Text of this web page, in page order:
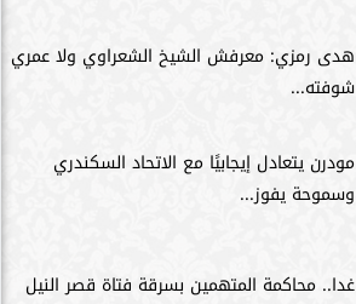
هدى رمزي: معرفش الشيخ الشعراوي ولا عمري
شوفته...
مودرن يتعادل إيجابيًا مع الاتحاد السكندري
وسموحة يفوز...
غدا.. محاكمة المتهمين بسرقة فتاة قصر النيل